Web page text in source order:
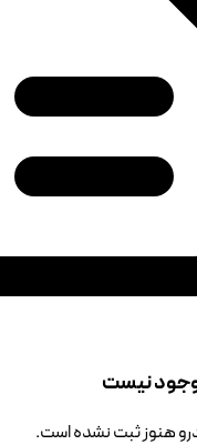
نیست
هنوز ثبت نشده است.